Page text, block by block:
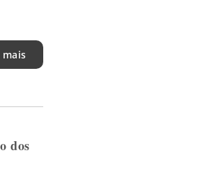
mais
dos